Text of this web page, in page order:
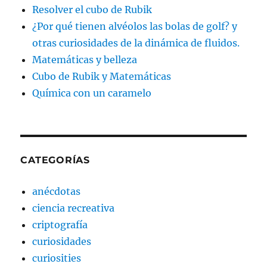
Resolver el cubo de Rubik
¿Por qué tienen alvéolos las bolas de golf? y
otras curiosidades de la dinámica de fluidos.
Matemáticas y belleza
Cubo de Rubik y Matemáticas
Química con un caramelo
CATEGORÍAS
anécdotas
ciencia recreativa
criptografía
curiosidades
curiosities